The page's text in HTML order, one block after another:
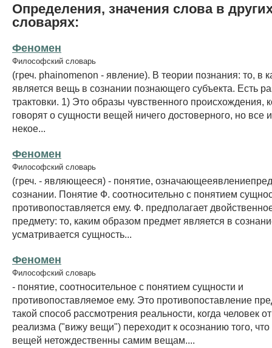
Определения, значения слова в
словарях:
Феномен
Философский словарь
(греч. phainomenon - явление). В теории познания: то, в
является вещь в сознании познающего субъекта. Есть
трактовки. 1) Это образы чувственного происхождения,
говорят о сущности вещей ничего достоверного, но все
некое...
Феномен
Философский словарь
(греч. - являющееся) - понятие,
сознании. Понятие Ф. соотносительно с понятием
противопоставляется ему. Ф. предполагает
предмету: то, каким образом предмет является в
усматривается сущность...
Феномен
Философский словарь
- понятие, соотносительное с понятием сущности и
противопоставляемое ему. Это противопоставление
такой способ рассмотрения реальности, когда человек
реализма ("вижу вещи") переходит к осознанию того,
вещей нетождественны самим вещам....